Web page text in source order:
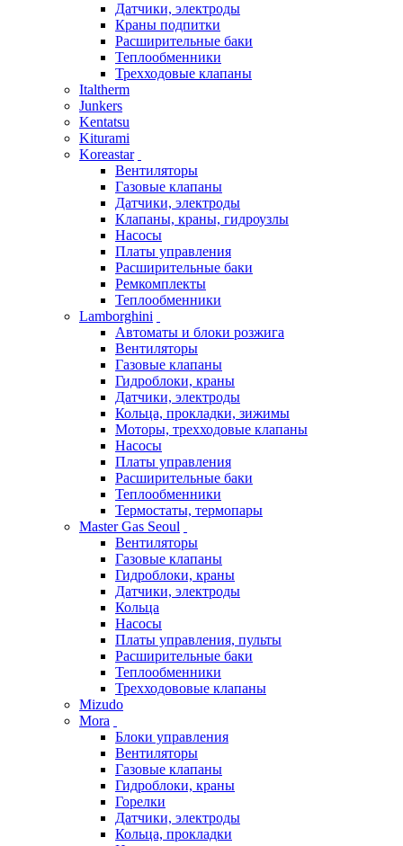
Датчики, электроды
Краны подпитки
Расширительные баки
Теплообменники
Трехходовые клапаны
Italtherm
Junkers
Kentatsu
Kiturami
Koreastar
Вентиляторы
Газовые клапаны
Датчики, электроды
Клапаны, краны, гидроузлы
Насосы
Платы управления
Расширительные баки
Ремкомплекты
Теплообменники
Lamborghini
Автоматы и блоки розжига
Вентиляторы
Газовые клапаны
Гидроблоки, краны
Датчики, электроды
Кольца, прокладки, зижимы
Моторы, трехходовые клапаны
Насосы
Платы управления
Расширительные баки
Теплообменники
Термостаты, термопары
Master Gas Seoul
Вентиляторы
Газовые клапаны
Гидроблоки, краны
Датчики, электроды
Кольца
Насосы
Платы управления, пульты
Расширительные баки
Теплообменники
Трехходововые клапаны
Mizudo
Mora
Блоки управления
Вентиляторы
Газовые клапаны
Гидроблоки, краны
Горелки
Датчики, электроды
Кольца, прокладки